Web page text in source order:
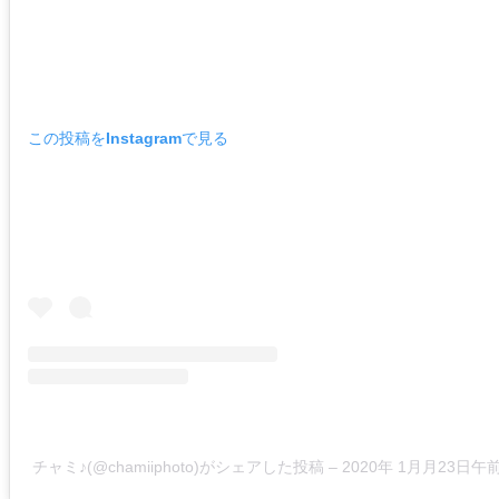
この投稿をInstagramで見る
チャミ♪(@chamiiphoto)がシェアした投稿 – 2020年 1月月23日午